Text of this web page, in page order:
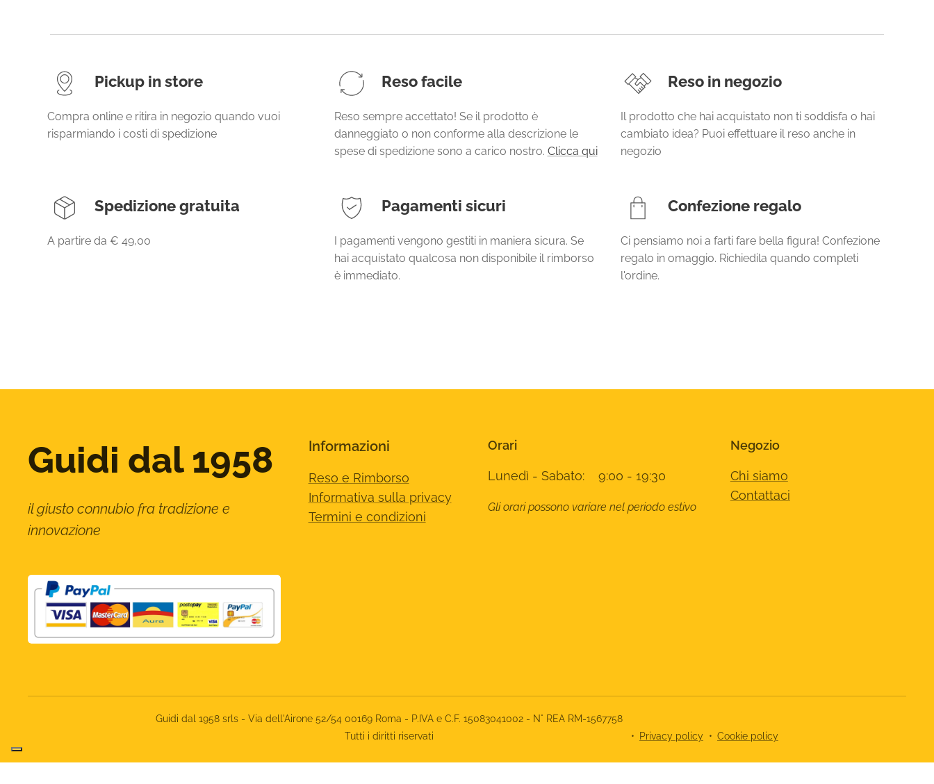
Pickup in store
Compra online e ritira in negozio quando vuoi
risparmiando i costi di spedizione
Reso facile
Reso sempre accettato! Se il prodotto è
danneggiato o non conforme alla descrizione le
spese di spedizione sono a carico nostro. Clicca qui
Reso in negozio
Il prodotto che hai acquistato non ti soddisfa o hai
cambiato idea? Puoi effettuare il reso anche in
negozio
Spedizione gratuita
A partire da € 49,00
Pagamenti sicuri
I pagamenti vengono gestiti in maniera sicura. Se
hai acquistato qualcosa non disponibile il rimborso
è immediato.
Confezione regalo
Ci pensiamo noi a farti fare bella figura! Confezione
regalo in omaggio. Richiedila quando completi
l'ordine.
Guidi dal 1958
il giusto connubio fra tradizione e
innovazione
Informazioni
Reso e Rimborso
Informativa sulla privacy
Termini e condizioni
Orari
Lunedì - Sabato: 9:00 - 19:30
Gli orari possono variare nel periodo estivo
Negozio
Chi siamo
Contattaci
Guidi dal 1958 srls - Via dell'Airone 52/54 00169 Roma - P.IVA e C.F. 15083041002 - N° REA RM-1567758
Tutti i diritti riservati
Privacy policy Cookie policy